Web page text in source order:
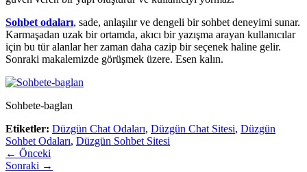
Sohbet odaları, sade, anlaşılır ve dengeli bir sohbet deneyimi sunar.
Karmaşadan uzak bir ortamda, akıcı bir yazışma arayan kullanıcılar
için bu tür alanlar her zaman daha cazip bir seçenek haline gelir.
Sonraki makalemizde görüşmek üzere. Esen kalın.
Sohbete-baglan
Etiketler: Düzgün Chat Odaları, Düzgün Chat Sitesi, Düzgün
Sohbet Odaları, Düzgün Sohbet Sitesi
← Önceki
Sonraki →